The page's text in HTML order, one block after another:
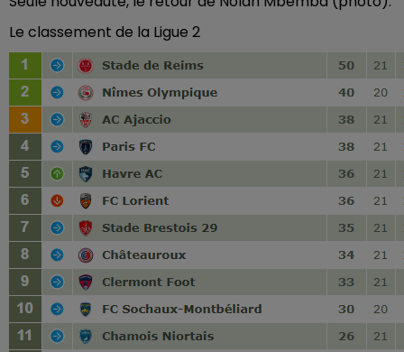
Le classement de la Ligue 2